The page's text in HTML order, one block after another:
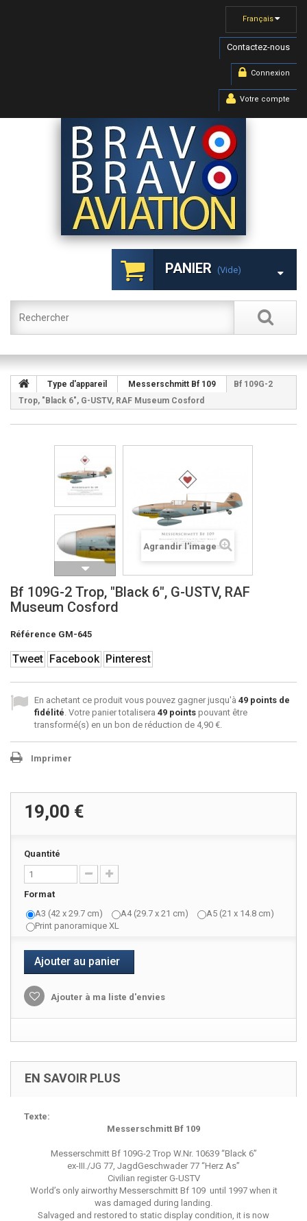
Français
Contactez-nous
Connexion
Votre compte
PANIER (vide)
Type d'appareil Messerschmitt Bf 109
Bf 109G-2
Trop, "Black 6", G-USTV, RAF Museum Cosford
Agrandir l'image
Bf 109G-2 Trop, "Black 6", G-USTV, RAF
Museum Cosford
Référence GM-645
Tweet Facebook Pinterest
En achetant ce produit vous pouvez gagner jusqu'à 49 points de
fidélité. Votre panier totalisera 49 points pouvant être
transformé(s) en un bon de réduction de 4,90 €.
Imprimer
19,00 €
Quantité
Format
A3 (42 x 29.7 cm)
A4 (29.7 x 21 cm)
A5 (21 x 14.8 cm)
Print panoramique XL
Ajouter au panier
Ajouter à ma liste d'envies
EN SAVOIR PLUS
Texte:
Messerschmitt Bf 109
Messerschmitt Bf 109G-2 Trop W.Nr. 10639 “Black 6”
ex-III./JG 77, JagdGeschwader 77 “Herz As”
Civilian register G-USTV
World’s only airworthy Messerschmitt Bf 109 until 1997 when it
was damaged during landing.
Salvaged and restored to static display condition, it is now